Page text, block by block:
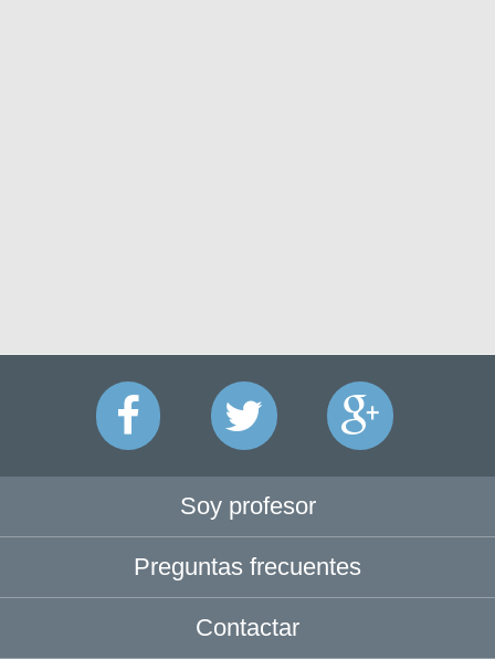
Soy profesor
Preguntas frecuentes
Contactar